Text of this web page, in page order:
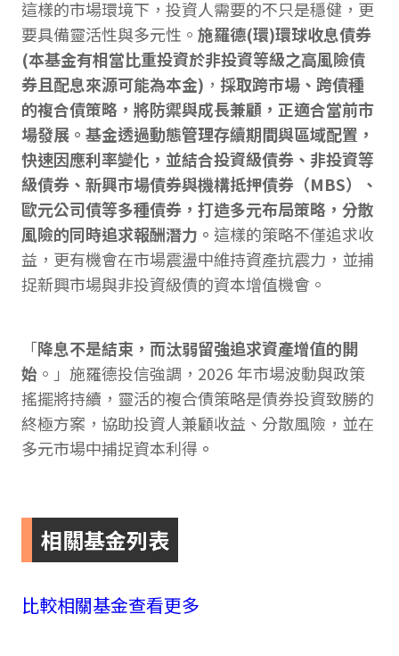
這樣的市場環境下，投資人需要的不只是穩健，更
要具備靈活性與多元性。 施羅德(環)環球收息債券
(本基金有相當比重投資於非投資等級之高風險債
券且配息來源可能為本金) ， 採取跨市場、跨債種
的複合債策略，將防禦與成長兼顧，正適合當前市
場發展。基金透過動態管理存續期間與區域配置，
快速因應利率變化，並結合投資級債券、非投資等
級債券、新興市場債券與機構抵押債券（MBS）、
歐元公司債等多種債券，打造多元布局策略，分散
風險的同時追求報酬潛力。 這樣的策略不僅追求收
益，更有機會在市場震盪中維持資產抗震力，並捕
捉新興市場與非投資級債的資本增值機會。
「降息不是結束，而汰弱留強追求資產增值的開
始 。」施羅德投信強調，2026 年市場波動與政策
搖擺將持續，靈活的複合債策略是債券投資致勝的
終極方案，協助投資人兼顧收益、分散風險，並在
多元市場中捕捉資本利得 。
相關基金列表
比較相關基金查看更多